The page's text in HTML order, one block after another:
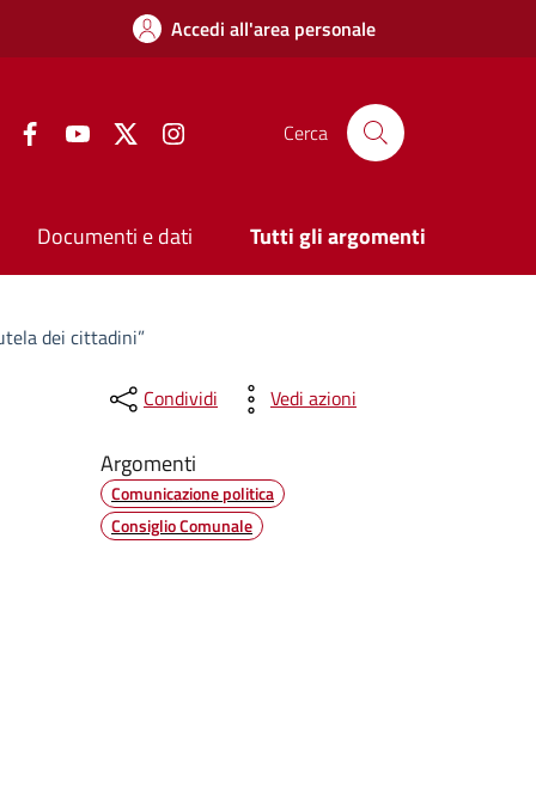
Accedi all'area personale
FacebookYouTube Twitter Cerca
Documenti e dati Tutti gli argomenti
dei cittadini”
Condividi Vedi azioni
Argomenti
Comunicazione politica
Consiglio Comunale